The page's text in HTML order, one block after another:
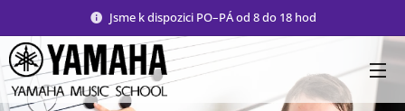
Jsme k dispozici PO–PÁ od 8 do 18 hod